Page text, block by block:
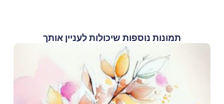
תמונות נוספות שיכולות לעניין אותך